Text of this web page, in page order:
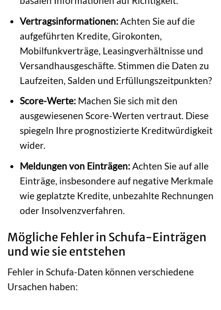
Vertragsinformationen:Achten Sie auf die
aufgeführten Kredite, Girokonten,
Mobilfunkverträge, Leasingverhältnisse und
Versandhausgeschäfte. Stimmen die Daten zu
Laufzeiten, Salden und Erfüllungszeitpunkten?
Score-Werte:Machen Sie sich mit den
ausgewiesenen Score-Werten vertraut. Diese
spiegeln Ihre prognostizierte Kreditwürdigkeit
wider.
Meldungen von Einträgen:Achten Sie auf alle
Einträge, insbesondere auf negative Merkmale
wie geplatzte Kredite, unbezahlte Rechnungen
oder Insolvenzverfahren.
Mögliche Fehler in Schufa-Einträgen
und wie sie entstehen
Fehler in Schufa-Daten können verschiedene
Ursachen haben: